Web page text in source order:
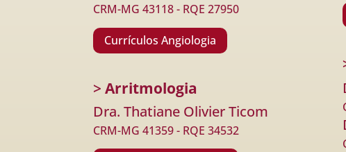
CRM-MG 43118 - RQE 27950
Currículos Angiologia
>Arritmologia
Dra. Thatiane Olivier Ticom
CRM-MG 41359 - RQE 34532